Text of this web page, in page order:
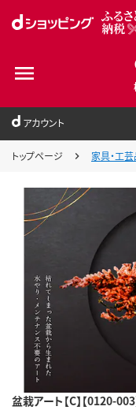
アカウント
トップページ 家具・工
盆栽アート【C】【0120-003